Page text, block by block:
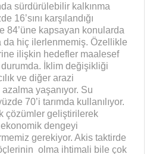
sürdürülebilir kalkınma
16’sını karşılandığı
84’üne kapsayan konularda
hiç ilerlenmemiş. Özellikle
ilişkin hedefler maalesef
durumda. İklim değişikliği
ve diğer arazi
yaşanıyor. Su
70’i tarımda kullanılıyor.
çözümler geliştirilerek
dengeyi
gerekiyor. Akis taktirde
olma ihtimali bile çok